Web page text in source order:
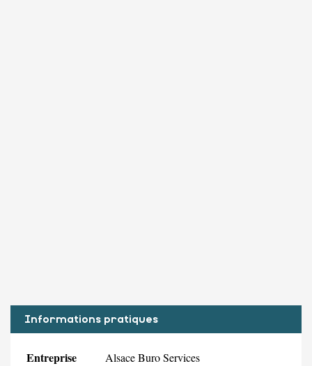
Informations pratiques
Entreprise Alsace Buro Services